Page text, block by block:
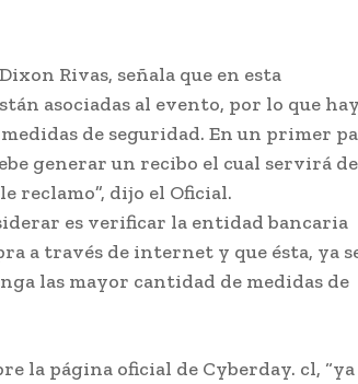
Rivas, señala que en esta
asociadas al evento, por lo que hay
de seguridad. En un primer
generar un recibo el cual servirá de
reclamo”, dijo el Oficial.
es verificar la entidad bancaria
a través de internet y que ésta, ya
las mayor cantidad de medidas de
la página oficial de Cyberday. cl, “ya